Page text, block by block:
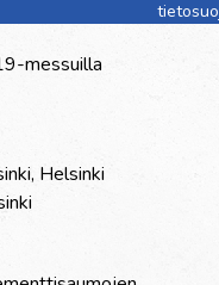
messuilla
Helsinki